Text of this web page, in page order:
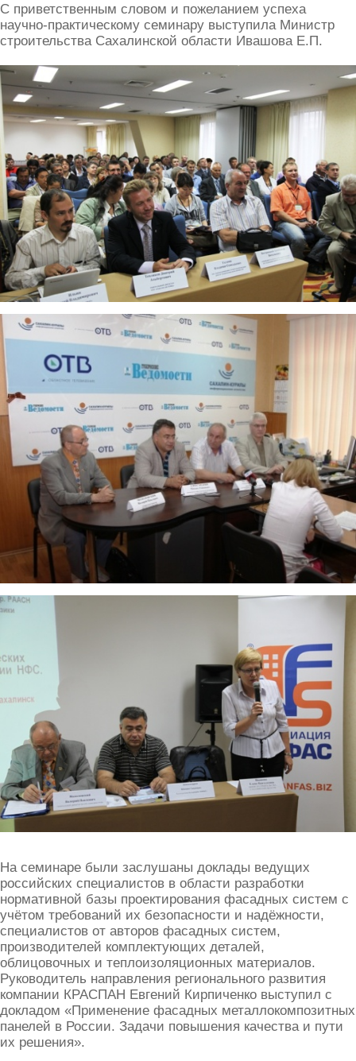
С приветственным словом и пожеланием успеха
научно-практическому семинару выступила Министр
строительства Сахалинской области Ивашова Е.П.
На семинаре были заслушаны доклады ведущих
российских специалистов в области разработки
нормативной базы проектирования фасадных систем с
учётом требований их безопасности и надёжности,
специалистов от авторов фасадных систем,
производителей комплектующих деталей,
облицовочных и теплоизоляционных материалов.
Руководитель направления регионального развития
компании КРАСПАН Евгений Кирпиченко выступил с
докладом «Применение фасадных металлокомпозитных
панелей в России. Задачи повышения качества и пути
их решения».